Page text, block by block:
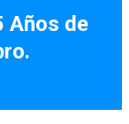
Años de